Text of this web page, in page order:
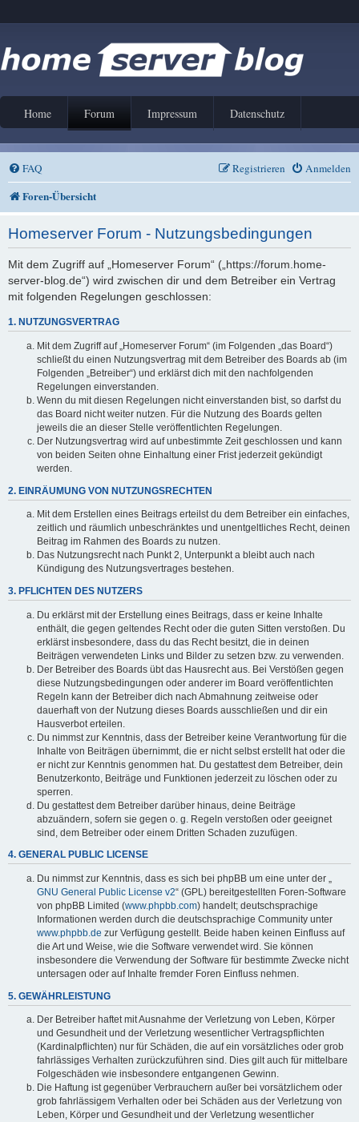
Home Forum Impressum Datenschutz
FAQ Anmelden
Registrieren
Foren-Übersicht
Homeserver Forum - Nutzungsbedingungen
Mit dem Zugriff auf „Homeserver Forum“ („https://forum.home-
server-blog.de“) wird zwischen dir und dem Betreiber ein Vertrag
mit folgenden Regelungen geschlossen:
1. NUTZUNGSVERTRAG
Mit dem Zugriff auf „Homeserver Forum“ (im Folgenden „das Board“)
schließt du einen Nutzungsvertrag mit dem Betreiber des Boards ab (im
Folgenden „Betreiber“) und erklärst dich mit den nachfolgenden
Regelungen einverstanden.
Wenn du mit diesen Regelungen nicht einverstanden bist, so darfst du
das Board nicht weiter nutzen. Für die Nutzung des Boards gelten
jeweils die an dieser Stelle veröffentlichten Regelungen.
Der Nutzungsvertrag wird auf unbestimmte Zeit geschlossen und kann
von beiden Seiten ohne Einhaltung einer Frist jederzeit gekündigt
werden.
2. EINRÄUMUNG VON NUTZUNGSRECHTEN
Mit dem Erstellen eines Beitrags erteilst du dem Betreiber ein einfaches,
zeitlich und räumlich unbeschränktes und unentgeltliches Recht, deinen
Beitrag im Rahmen des Boards zu nutzen.
Das Nutzungsrecht nach Punkt 2, Unterpunkt a bleibt auch nach
Kündigung des Nutzungsvertrages bestehen.
3. PFLICHTEN DES NUTZERS
Du erklärst mit der Erstellung eines Beitrags, dass er keine Inhalte
enthält, die gegen geltendes Recht oder die guten Sitten verstoßen. Du
erklärst insbesondere, dass du das Recht besitzt, die in deinen
Beiträgen verwendeten Links und Bilder zu setzen bzw. zu verwenden.
Der Betreiber des Boards übt das Hausrecht aus. Bei Verstößen gegen
diese Nutzungsbedingungen oder anderer im Board veröffentlichten
Regeln kann der Betreiber dich nach Abmahnung zeitweise oder
dauerhaft von der Nutzung dieses Boards ausschließen und dir ein
Hausverbot erteilen.
Du nimmst zur Kenntnis, dass der Betreiber keine Verantwortung für die
Inhalte von Beiträgen übernimmt, die er nicht selbst erstellt hat oder die
er nicht zur Kenntnis genommen hat. Du gestattest dem Betreiber, dein
Benutzerkonto, Beiträge und Funktionen jederzeit zu löschen oder zu
sperren.
Du gestattest dem Betreiber darüber hinaus, deine Beiträge
abzuändern, sofern sie gegen o. g. Regeln verstoßen oder geeignet
sind, dem Betreiber oder einem Dritten Schaden zuzufügen.
4. GENERAL PUBLIC LICENSE
Du nimmst zur Kenntnis, dass es sich bei phpBB um eine unter der „
GNU General Public License v2“ (GPL) bereitgestellten Foren-Software
von phpBB Limited (www.phpbb.com) handelt; deutschsprachige
Informationen werden durch die deutschsprachige Community unter
www.phpbb.de zur Verfügung gestellt. Beide haben keinen Einfluss auf
die Art und Weise, wie die Software verwendet wird. Sie können
insbesondere die Verwendung der Software für bestimmte Zwecke nicht
untersagen oder auf Inhalte fremder Foren Einfluss nehmen.
5. GEWÄHRLEISTUNG
Der Betreiber haftet mit Ausnahme der Verletzung von Leben, Körper
und Gesundheit und der Verletzung wesentlicher Vertragspflichten
(Kardinalpflichten) nur für Schäden, die auf ein vorsätzliches oder grob
fahrlässiges Verhalten zurückzuführen sind. Dies gilt auch für mittelbare
Folgeschäden wie insbesondere entgangenen Gewinn.
Die Haftung ist gegenüber Verbrauchern außer bei vorsätzlichem oder
grob fahrlässigem Verhalten oder bei Schäden aus der Verletzung von
Leben, Körper und Gesundheit und der Verletzung wesentlicher